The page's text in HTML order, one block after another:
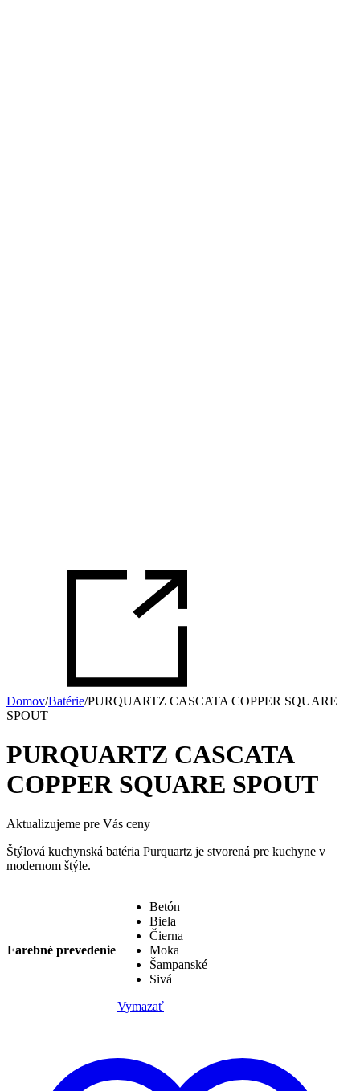
Domov/Batérie/PURQUARTZ CASCATA COPPER SQUARE
SPOUT
PURQUARTZ CASCATA
COPPER SQUARE SPOUT
Aktualizujeme pre Vás ceny
Štýlová kuchynská batéria Purquartz je stvorená pre kuchyne v
modernom štýle.
Farebné prevedenie
Betón
Biela
Čierna
Moka
Šampanské
Sivá
Vymazať